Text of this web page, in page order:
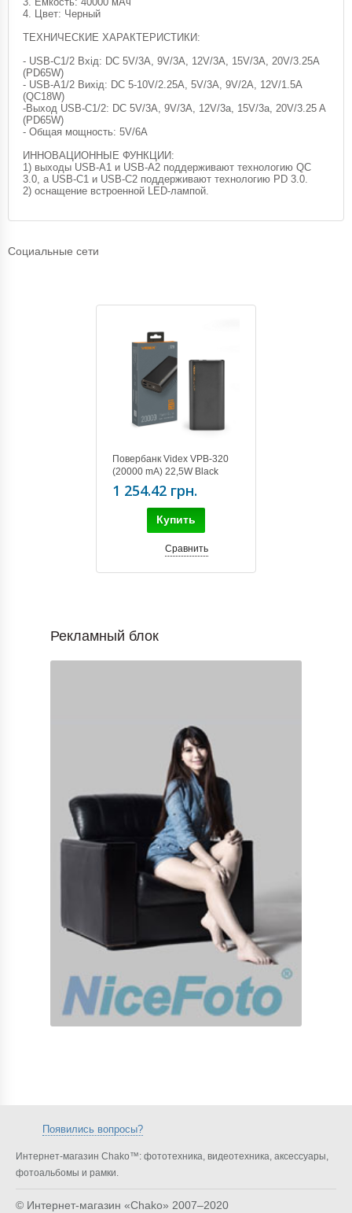
4. Цвет: Черный
ТЕХНИЧЕСКИЕ ХАРАКТЕРИСТИКИ:
- USB-C1/2 Вхід: DC 5V/3A, 9V/3A, 12V/3A, 15V/3A, 20V/3.25A
(PD65W)
- USB-A1/2 Вихід: DC 5-10V/2.25A, 5V/3A, 9V/2A, 12V/1.5A
(QC18W)
-Выход USB-C1/2: DC 5V/3A, 9V/3A, 12V/3a, 15V/3a, 20V/3.25 A
(PD65W)
- Общая мощность: 5V/6A
ИННОВАЦИОННЫЕ ФУНКЦИИ:
1) выходы USB-A1 и USB-A2 поддерживают технологию QC
3.0, а USB-C1 и USB-C2 поддерживают технологию PD 3.0.
2) оснащение встроенной LED-лампой.
Социальные сети
Повербанк Videx VPB-320
(20000 mA) 22,5W Black
1 254.42 грн.
Купить
Сравнить
Рекламный блок
Появились вопросы?
Интернет-магазин Chako™: фототехника, видеотехника, аксессуары,
фотоальбомы и рамки.
© Интернет-магазин «Chako» 2007–2020